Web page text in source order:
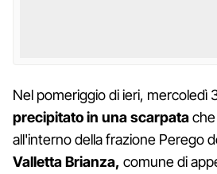
Nel pomeriggio di ieri, mercoledì
precipitato in una scarpata
all'interno della frazione Perego
Valletta Brianza, comune di